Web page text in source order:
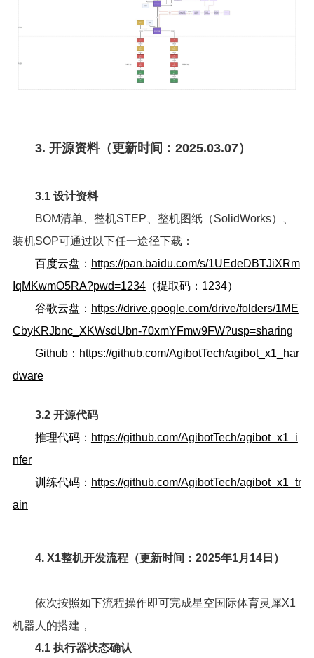
3. 开源资料（更新时间：2025.03.07）
3.1 设计资料
BOM清单、整机STEP、整机图纸（SolidWorks）、
装机SOP可通过以下任一途径下载：
百度云盘： https://pan.baidu.com/s/1UEdeDBTJiXRm
IqMKwmO5RA?pwd=1234（提取码：1234）
谷歌云盘： https://drive.google.com/drive/folders/1ME
CbyKRJbnc_XKWsdUbn-70xmYFmw9FW?usp=sharing
Github： https://github.com/AgibotTech/agibot_x1_har
dware
3.2 开源代码
推理代码： https://github.com/AgibotTech/agibot_x1_i
nfer
训练代码： https://github.com/AgibotTech/agibot_x1_tr
ain
4. X1整机开发流程（更新时间：2025年1月14日）
依次按照如下流程操作即可完成星空国际体育灵犀X1
机器人的搭建，
4.1 执行器状态确认